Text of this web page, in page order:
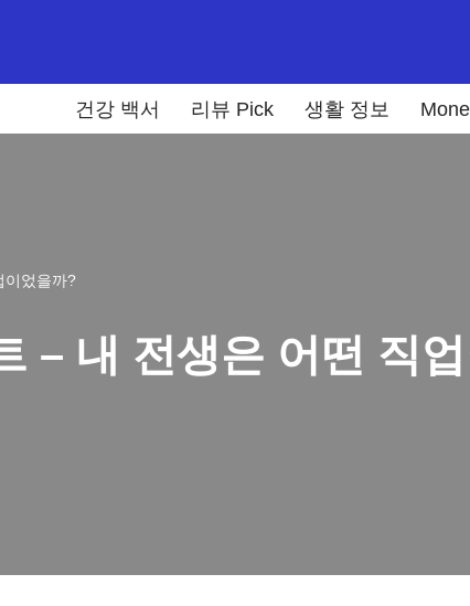
건강 백서 리뷰 Pick 생활 정보
이었을까?
– 내 전생은 어떤 직